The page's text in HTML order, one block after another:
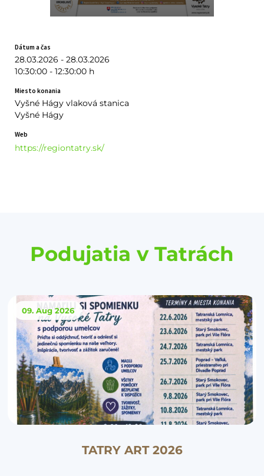
Dátum a čas
28.03.2026 - 28.03.2026
10:30:00 - 12:30:00 h
Miesto konania
Vyšné Hágy vlaková stanica
Vyšné Hágy
Web
https://regiontatry.sk/
Podujatia v Tatrách
09. Aug 2026
TATRY ART 2026